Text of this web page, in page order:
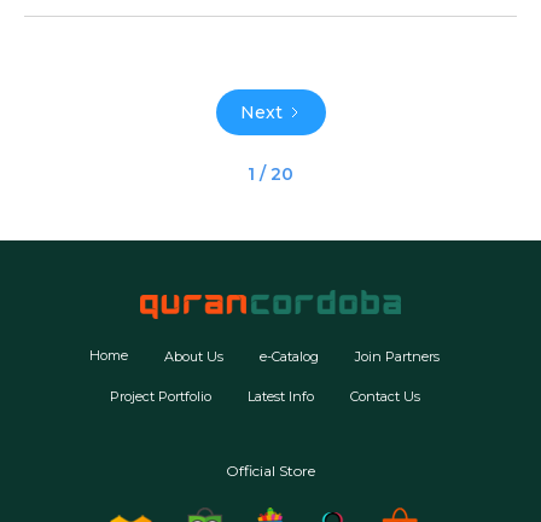
Next
1 / 20
Home About Us e-Catalog Join Partners
Project Portfolio Latest Info Contact Us
Official Store